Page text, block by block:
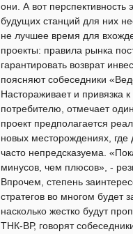
они. А вот перспективность
будущих станций для них
не лучшее время для
проекты: правила рынка
гарантировать возврат
поясняют собеседники
Настораживает и привязка
потребителю, отмечает
проект предполагается
новых месторождениях,
часто непредсказуема.
минусов, чем плюсов», -
Впрочем, степень
стратегов во многом будет
насколько жестко будут
ТНК-ВР, говорят